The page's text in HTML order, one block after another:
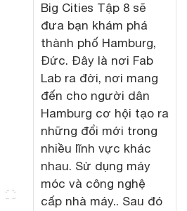
Big Cities Tập 8 sẽ
đưa bạn khám phá
thành phố Hamburg,
Đức. Đây là nơi Fab
Lab ra đời, nơi mang
đến cho người dân
Hamburg cơ hội tạo ra
những đổi mới trong
nhiều lĩnh vực khác
nhau. Sử dụng máy
móc và công nghệ
cấp nhà máy.. Sau đó